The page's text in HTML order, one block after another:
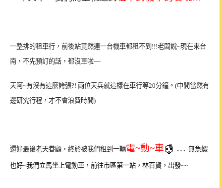
一整排的租車行，前後站竟然連一台機車都租不到!!!老闆說~現在來台
南，不先預訂的話， 都沒車啦~~
天阿~有沒有這麼誇張?! 兩位天兵就這樣在車行等20分鐘。 (中間當然有
邊研究行程，才不會浪費時間)
還好最後老天眷顧， 終於被我們租到一輛電~動~車 … 無魚蝦
也好~我們立馬坐上電動車，前往市區第一站，林百貨，出發~~